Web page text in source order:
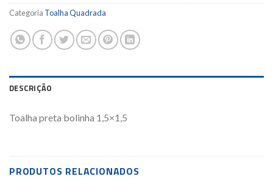
Categoria Toalha Quadrada
DESCRIÇÃO
Toalha preta bolinha 1,5×1,5
PRODUTOS RELACIONADOS